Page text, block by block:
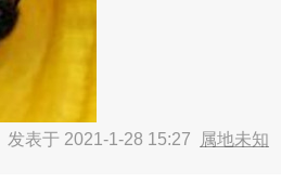
发表于 2021-1-28 15:27 属地未知